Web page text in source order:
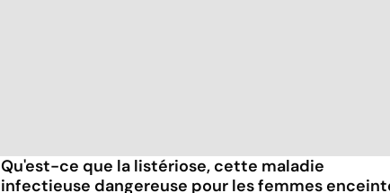
Qu'est-ce que la listériose, cette maladie
infectieuse dangereuse pour les femmes